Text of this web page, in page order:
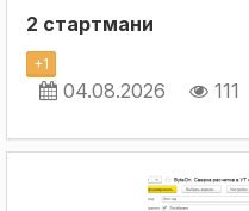
2 стартмани
+1
04.08.2026 111